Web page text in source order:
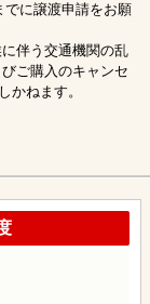
に譲渡申請をお願
伴う交通機関の乱
ご購入のキャンセ
かねます。